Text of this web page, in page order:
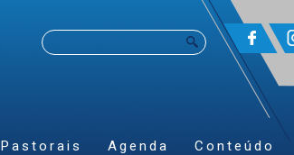
Pastorais Agenda Conteúdo